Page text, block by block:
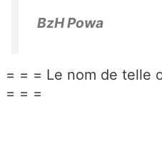
BzH Powa
= = = Le nom de telle
= = =